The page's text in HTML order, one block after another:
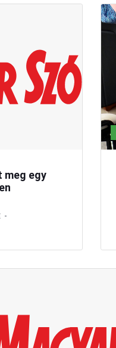
meg egy